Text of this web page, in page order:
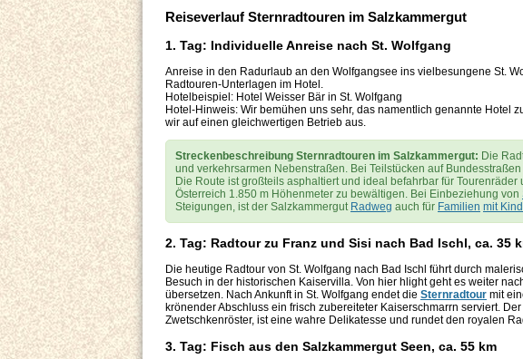
Reiseverlauf Sternradtouren im Salzkammergut
1. Tag: Individuelle Anreise nach St. Wolfgang
Anreise in den Radurlaub an den Wolfgangsee ins vielbesungene St.
Radtouren-Unterlagen im Hotel.
Hotelbeispiel: Hotel Weisser Bär in St. Wolfgang
Hotel-Hinweis: Wir bemühen uns sehr, das namentlich genannte Hotel
wir auf einen gleichwertigen Betrieb aus.
Streckenbeschreibung Sternradtouren im Salzkammergut: Die
und verkehrsarmen Nebenstraßen. Bei Teilstücken auf
Die Route ist großteils asphaltiert und ideal befahrbar für
Österreich 1.850 m Höhenmeter zu bewältigen. Bei Einbeziehung von
Steigungen, ist der Salzkammergut Radweg auch für Familien mit
2. Tag: Radtour zu Franz und Sisi nach Bad Ischl, ca. 35
Die heutige Radtour von St. Wolfgang nach Bad Ischl führt durch
Besuch in der historischen Kaiservilla. Von hier hlight geht es weiter
übersetzen. Nach Ankunft in St. Wolfgang endet die Sternradtour mit
krönender Abschluss ein frisch zubereiteter Kaiserschmarrn serviert.
Zwetschkenröster, ist eine wahre Delikatesse und rundet den royalen
3. Tag: Fisch aus den Salzkammergut Seen, ca. 55 km